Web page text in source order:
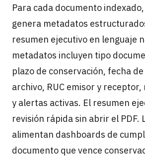
Para cada documento
genera metadatos
resumen ejecutivo en lenguaje
metadatos incluyen tipo
plazo de conservación, fecha
archivo, RUC emisor y
y alertas activas. El resumen
revisión rápida sin abrir el PDF.
alimentan dashboards de
documento que vence